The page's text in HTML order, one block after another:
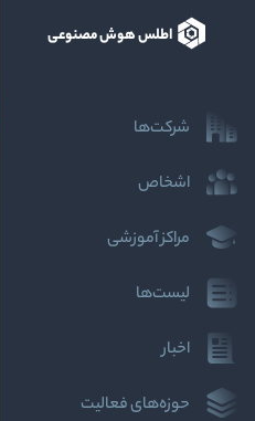
اطلس هوش مصنوعی
شرکت‌ها
اشخاص
مراکز آموزشی
لیست‌ها
اخبار
حوزه‌های فعالیت